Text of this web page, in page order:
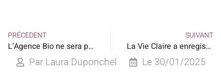
PRÉCEDENT
L’Agence Bio ne sera pas supprimée assure la ministre de l’Agriculture
SUIVANT
La Vie Claire a enregistré 331,1 millions d’euros de chiffre d’affaires en 2024
ParLaura Duponchel Le 30/01/2025